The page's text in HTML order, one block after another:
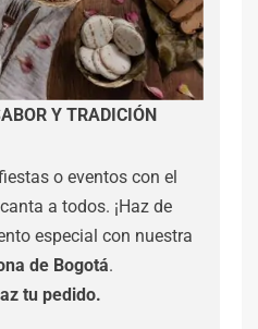
Y TRADICIÓN
o eventos con el
a todos. ¡Haz de
especial con nuestra
de Bogotá.
tu pedido.